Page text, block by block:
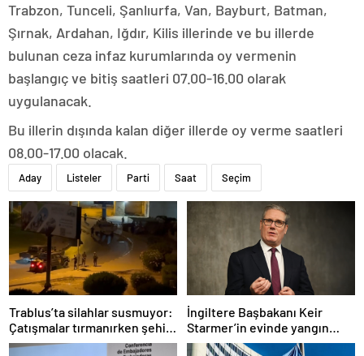
Trabzon, Tunceli, Şanlıurfa, Van, Bayburt, Batman,
Şırnak, Ardahan, Iğdır, Kilis illerinde ve bu illerde
bulunan ceza infaz kurumlarında oy vermenin
başlangıç ve bitiş saatleri 07.00-16.00 olarak
uygulanacak.
Bu illerin dışında kalan diğer illerde oy verme saatleri
08.00-17.00 olacak.
Aday Listeler Parti Saat Seçim
Trablus’ta silahlar susmuyor:
Çatışmalar tırmanırken şehir
alarmda
İngiltere Başbakanı Keir
Starmer’in evinde yangın
çıktı